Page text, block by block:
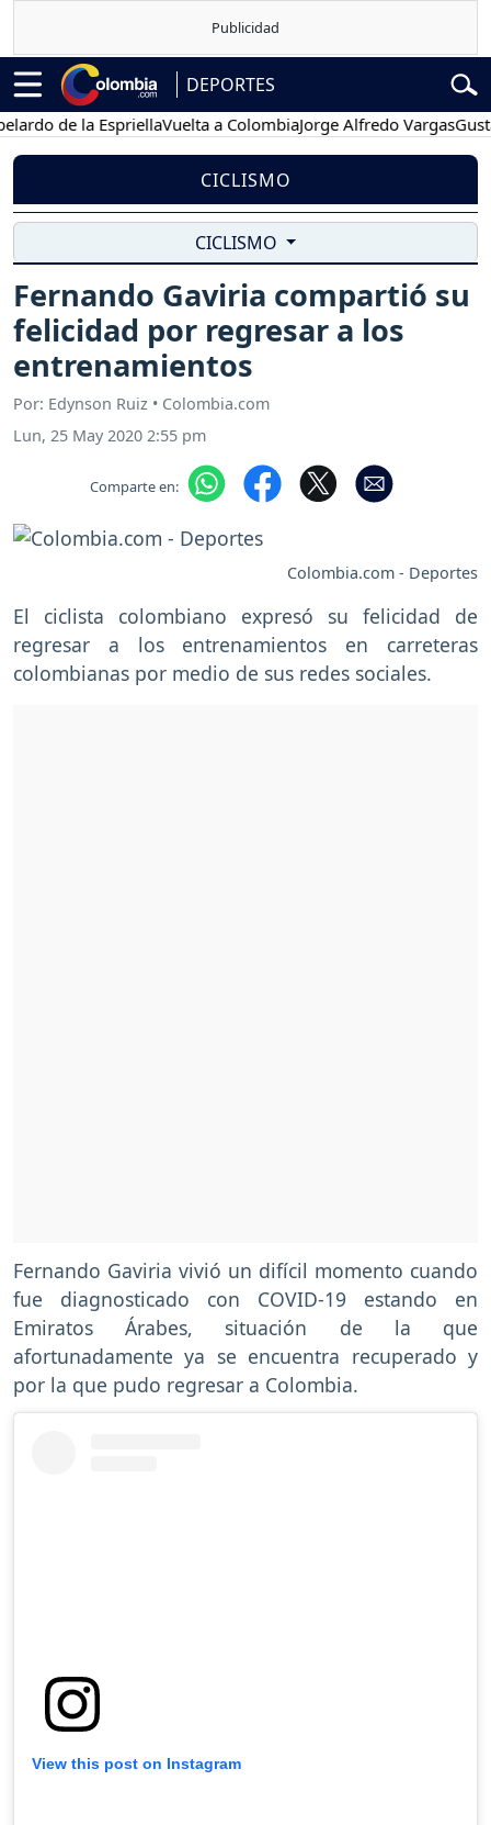
DEPORTES
de la EspriellaVuelta a ColombiaJorge Alfredo VargasGustavo
CICLISMO
CICLISMO
Fernando Gaviria compartió su
felicidad por regresar a los
entrenamientos
Por: Edynson Ruiz • Colombia.com
Lun, 25 May 2020 2:55 pm
Comparte en:
Colombia.com - Deportes
El ciclista colombiano expresó su felicidad de
regresar a los entrenamientos en carreteras
colombianas por medio de sus redes sociales.
Fernando Gaviria vivió un difícil momento cuando
fue diagnosticado con COVID-19 estando en
Emiratos Árabes, situación de la que
afortunadamente ya se encuentra recuperado y
por la que pudo regresar a Colombia.
View this post on Instagram